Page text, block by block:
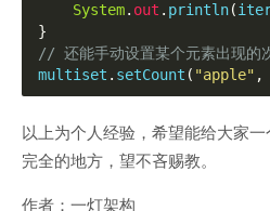
System. out . println(
}
// 还能手动设置某个元素出现的
multiset . setCount ( "apple" ,
以上为个人经验，希望能给大家
完全的地方，望不吝赐教。
作者：一灯架构